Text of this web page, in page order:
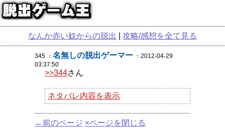
なんか赤い奴からの脱出 攻略/感想を全て見る
345 ： 名無しの脱出ゲーマー ：2012-04-29
03:37:50
>>344さん
ネタバレ内容を表示
←前のページ ×ページを閉じる